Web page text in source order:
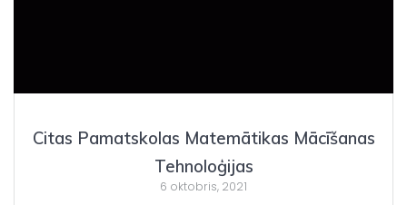
Citas Pamatskolas Matemātikas Mācīšanas
Tehnoloģijas
6 oktobris, 2021